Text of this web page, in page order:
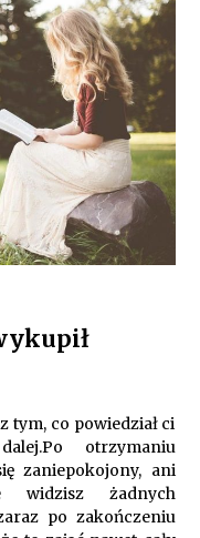
do jadalni? poradnik
opakowaniowe
różnych branż
pompa ciepła – co
domu?
tym, co powiedział ci
otrzymaniu
zaniepokojony, ani
widzisz żadnych
po zakończeniu